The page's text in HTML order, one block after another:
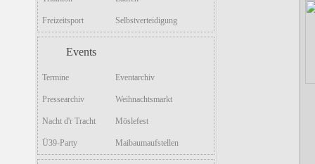
Freizeitsport Selbstverteidigung
Events
Termine Eventarchiv
Pressearchiv Weihnachtsmarkt
Nacht d'r Tracht Möslefest
Ü39-Party Maibaumaufstellen